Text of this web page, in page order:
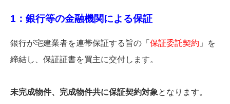
1：銀行等の金融機関による保証
銀行が宅建業者を連帯保証する旨の「 保証委託契約 」を
締結し、保証証書を買主に交付します。
未完成物件、完成物件共に保証契約対象となります。